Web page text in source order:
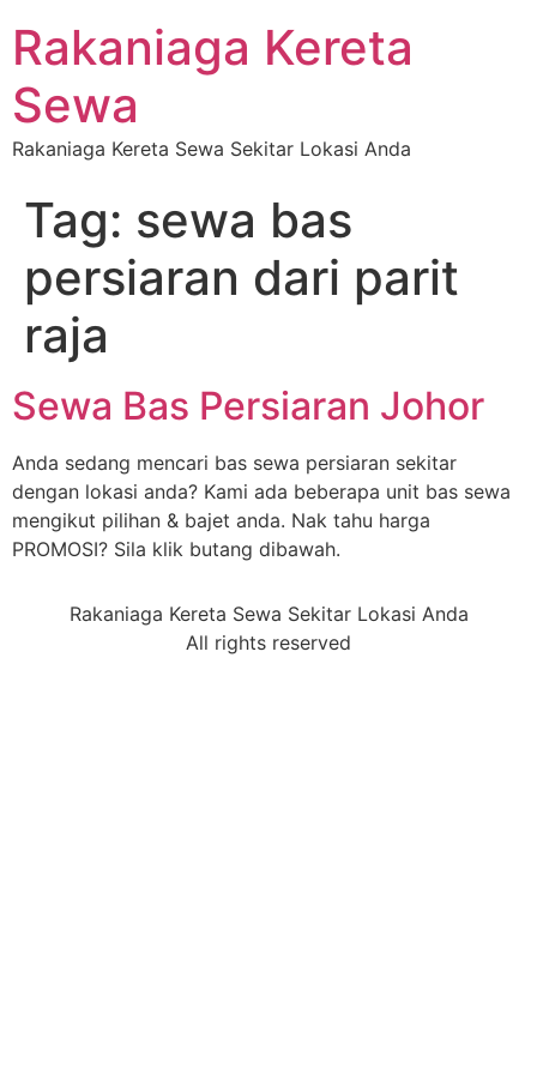
Rakaniaga Kereta
Sewa
Rakaniaga Kereta Sewa Sekitar Lokasi Anda
Tag: sewa bas
persiaran dari parit
raja
Sewa Bas Persiaran Johor
Anda sedang mencari bas sewa persiaran sekitar
dengan lokasi anda? Kami ada beberapa unit bas sewa
mengikut pilihan & bajet anda. Nak tahu harga
PROMOSI? Sila klik butang dibawah.
Rakaniaga Kereta Sewa Sekitar Lokasi Anda
All rights reserved